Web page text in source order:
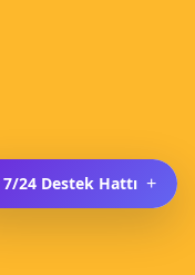
7/24 Destek Hattı +